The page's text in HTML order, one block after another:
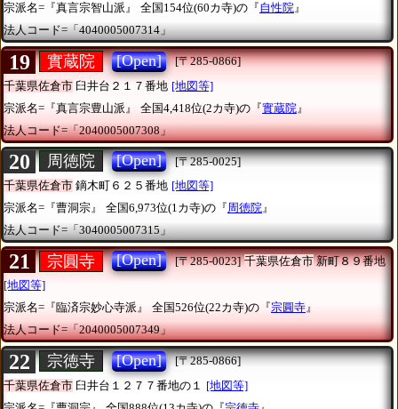
宗派名=『真言宗智山派』
全国154位(60カ寺)の『自性院』
法人コード=「4040005007314」
19 實蔵院 [Open]
[〒285-0866]
千葉県佐倉市 臼井台２１７番地 [地図等]
宗派名=『真言宗豊山派』
全国4,418位(2カ寺)の『實蔵院 』
法人コード=「2040005007308」
20 周徳院 [Open]
[〒285-0025]
千葉県佐倉市 鏑木町６２５番地 [地図等]
宗派名=『曹洞宗』
全国6,973位(1カ寺)の『周徳院 』
法人コード=「3040005007315」
21 宗圓寺 [Open] [〒285-0023] 千葉県佐倉市新町８９番地
[地図等]
宗派名=『臨済宗妙心寺派』
全国526位(22カ寺)の『宗圓寺』
法人コード=「2040005007349」
22 宗徳寺 [Open]
[〒285-0866]
千葉県佐倉市 臼井台１２７７番地の１
[地図等]